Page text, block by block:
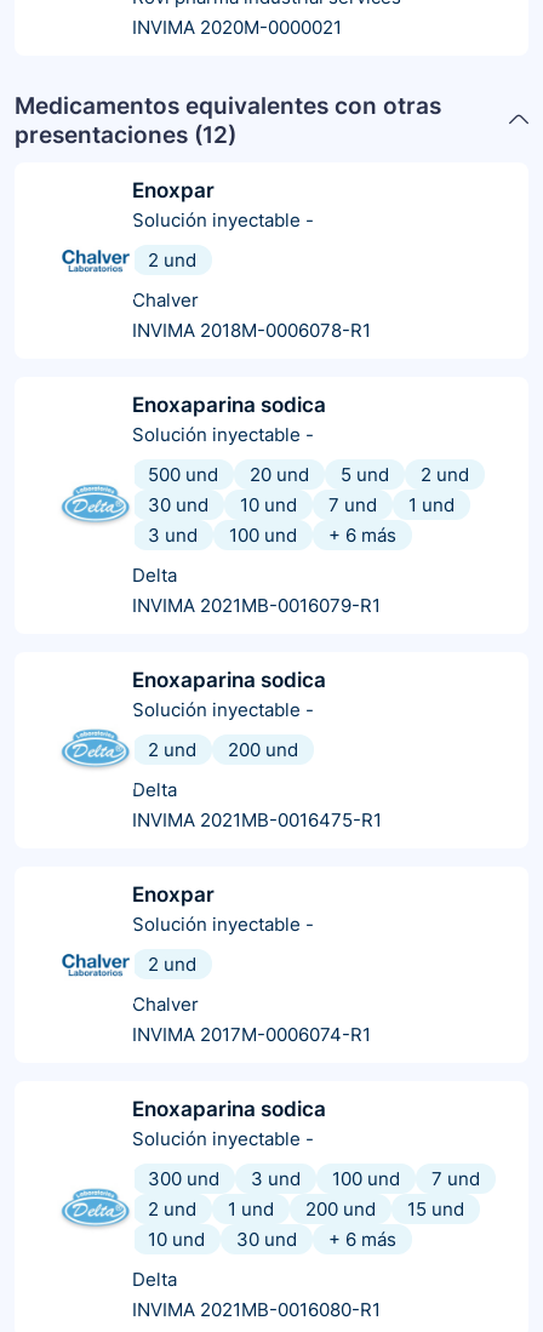
INVIMA 2020M-0000021
Medicamentos equivalentes con otras
presentaciones (12)
Enoxpar
Solución inyectable -
2 und
Chalver
INVIMA 2018M-0006078-R1
Enoxaparina sodica
Solución inyectable -
500 und
20 und 5 und
2 und
30 und
10 und 7 und
1 und
3 und
100 und + 6 más
Delta
INVIMA 2021MB-0016079-R1
Enoxaparina sodica
Solución inyectable -
2 und
200 und
Delta
INVIMA 2021MB-0016475-R1
Enoxpar
Solución inyectable -
2 und
Chalver
INVIMA 2017M-0006074-R1
Enoxaparina sodica
Solución inyectable -
300 und
3 und 100 und
7 und
2 und
1 und 200 und
15 und
10 und
30 und + 6 más
Delta
INVIMA 2021MB-0016080-R1